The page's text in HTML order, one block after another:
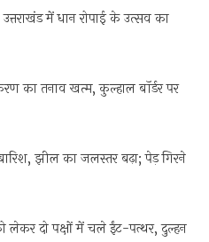
में धान रोपाई के उत्सव का
का तनाव खत्म, कुल्हाल बॉर्डर पर
झील का जलस्तर बढ़ा; पेड़ गिरने
दो पक्षों में चले ईंट-पत्थर, दुल्हन